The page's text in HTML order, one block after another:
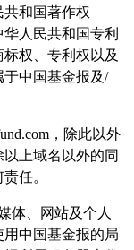
和国著作权
人民共和国专利
权、专利权以及
中国基金报及/
，除此以外
上域名以外的同
任。
体、网站及个人
中国基金报的局